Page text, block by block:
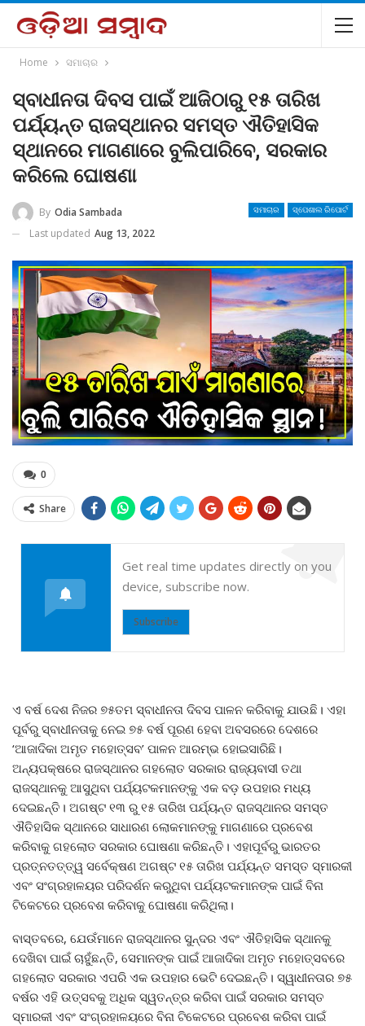
Home ସମାଚାର
ସ୍ବାଧୀନତା ଦିବସ ପାଇଁ ଆଜିଠାରୁ ୧୫ ତାରିଖ
ପର୍ଯ୍ୟନ୍ତ ରାଜସ୍ଥାନର ସମସ୍ତ ଐତିହାସିକ
ସ୍ଥାନରେ ମାଗଣାରେ ବୁଲିପାରିବେ, ସରକାର
କରିଲେ ଘୋଷଣା
ସମାଚାର ସ୍ପେଶାଲ ରିପୋର୍ଟ
By Odia Sambada
Last updated Aug 13, 2022
0
Share
Get real time updates directly on you
device, subscribe now.
Subscribe
ଏ ବର୍ଷ ଦେଶ ନିଜର ୭୫ତମ ସ୍ବାଧୀନତା ଦିବସ ପାଳନ କରିବାକୁ ଯାଉଛି। ଏହା
ପୂର୍ବରୁ ସ୍ବାଧୀନତାକୁ ନେଇ ୭୫ ବର୍ଷ ପୂରଣ ହେବା ଅବସରରେ ଦେଶରେ
‘ଆଜାଦିକା ଅମୃତ ମହୋତ୍ସବ’ ପାଳନ ଆରମ୍ଭ ହୋଇସାରିଛି।
ଅନ୍ୟପକ୍ଷରେ ରାଜସ୍ଥାନର ଗହଲୋତ ସରକାର ରାଜ୍ୟବାସୀ ତଥା
ରାଜସ୍ଥାନକୁ ଆସୁଥିବା ପର୍ଯ୍ୟଟକମାନଙ୍କୁ ଏକ ବଡ଼ ଉପହାର ମଧ୍ୟ
ଦେଇଛନ୍ତି। ଅଗଷ୍ଟ ୧୩ ରୁ ୧୫ ତାରିଖ ପର୍ଯ୍ୟନ୍ତ ରାଜସ୍ଥାନର ସମସ୍ତ
ଐତିହାସିକ ସ୍ଥାନରେ ସାଧାରଣ ଲୋକମାନଙ୍କୁ ମାଗଣାରେ ପ୍ରବେଶ
କରିବାକୁ ଗହଲୋତ ସରକାର ଘୋଷଣା କରିଛନ୍ତି। ଏହାପୂର୍ବରୁ ଭାରତର
ପ୍ରତ୍ନତତ୍ତ୍ୱ ସର୍ବେକ୍ଷଣ ଅଗଷ୍ଟ ୧୫ ତାରିଖ ପର୍ଯ୍ୟନ୍ତ ସମସ୍ତ ସ୍ମାରକୀ
ଏବଂ ସଂଗ୍ରହାଳୟର ପରିଦର୍ଶନ କରୁଥିବା ପର୍ଯ୍ୟଟକମାନଙ୍କ ପାଇଁ ବିନା
ଟିକେଟରେ ପ୍ରବେଶ କରିବାକୁ ଘୋଷଣା କରିଥିଲା।
ବାସ୍ତବରେ, ଯେଉଁମାନେ ରାଜସ୍ଥାନର ସୁନ୍ଦର ଏବଂ ଐତିହାସିକ ସ୍ଥାନକୁ
ଦେଖିବା ପାଇଁ ଚାହୁଁଛନ୍ତି, ସେମାନଙ୍କ ପାଇଁ ଆଜାଦିକା ଅମୃତ ମହୋତ୍ସବରେ
ଗହଲୋତ ସରକାର ଏପରି ଏକ ଉପହାର ଭେଟି ଦେଇଛନ୍ତି। ସ୍ୱାଧୀନତାର ୭୫
ବର୍ଷର ଏହି ଉତ୍ସବକୁ ଅଧିକ ସ୍ୱତନ୍ତ୍ର କରିବା ପାଇଁ ସରକାର ସମସ୍ତ
ସ୍ମାରକୀ ଏବଂ ସଂଗ୍ରହାଳୟରେ ବିନା ଟିକେଟରେ ପ୍ରବେଶ କରିବା ପାଇଁ